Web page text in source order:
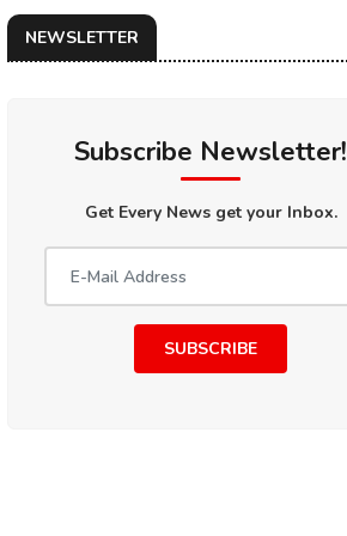
NEWSLETTER
Subscribe Newsletter!
Get Every News get your Inbox.
SUBSCRIBE